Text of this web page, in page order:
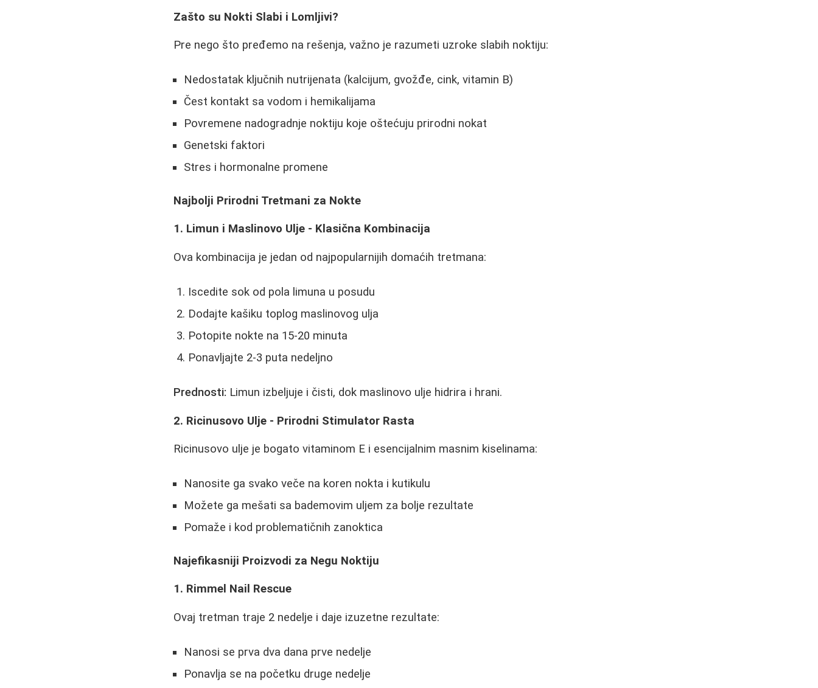
Zašto su Nokti Slabi i Lomljivi?
Pre nego što pređemo na rešenja, važno je razumeti uzroke slabih noktiju:
Nedostatak ključnih nutrijenata (kalcijum, gvožđe, cink, vitamin B)
Čest kontakt sa vodom i hemikalijama
Povremene nadogradnje noktiju koje oštećuju prirodni nokat
Genetski faktori
Stres i hormonalne promene
Najbolji Prirodni Tretmani za Nokte
1. Limun i Maslinovo Ulje - Klasična Kombinacija
Ova kombinacija je jedan od najpopularnijih domaćih tretmana:
Iscedite sok od pola limuna u posudu
Dodajte kašiku toplog maslinovog ulja
Potopite nokte na 15-20 minuta
Ponavljajte 2-3 puta nedeljno
Prednosti: Limun izbeljuje i čisti, dok maslinovo ulje hidrira i hrani.
2. Ricinusovo Ulje - Prirodni Stimulator Rasta
Ricinusovo ulje je bogato vitaminom E i esencijalnim masnim kiselinama:
Nanosite ga svako veče na koren nokta i kutikulu
Možete ga mešati sa bademovim uljem za bolje rezultate
Pomaže i kod problematičnih zanoktica
Najefikasniji Proizvodi za Negu Noktiju
1. Rimmel Nail Rescue
Ovaj tretman traje 2 nedelje i daje izuzetne rezultate:
Nanosi se prva dva dana prve nedelje
Ponavlja se na početku druge nedelje